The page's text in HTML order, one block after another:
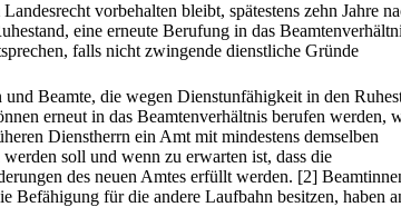
vorbehalten bleibt, spätestens zehn Jahre
eine erneute Berufung in das
falls nicht zwingende dienstliche Gründe
und Beamte, die wegen Dienstunfähigkeit in den
erneut in das Beamtenverhältnis berufen werden,
Dienstherrn ein Amt mit mindestens demselben
soll und wenn zu erwarten ist, dass die
des neuen Amtes erfüllt werden. [2]
Befähigung für die andere Laufbahn besitzen, haben